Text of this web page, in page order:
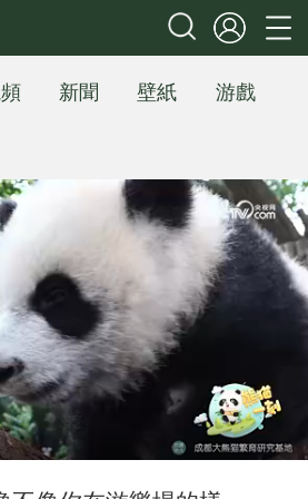
新聞 壁紙
游戲